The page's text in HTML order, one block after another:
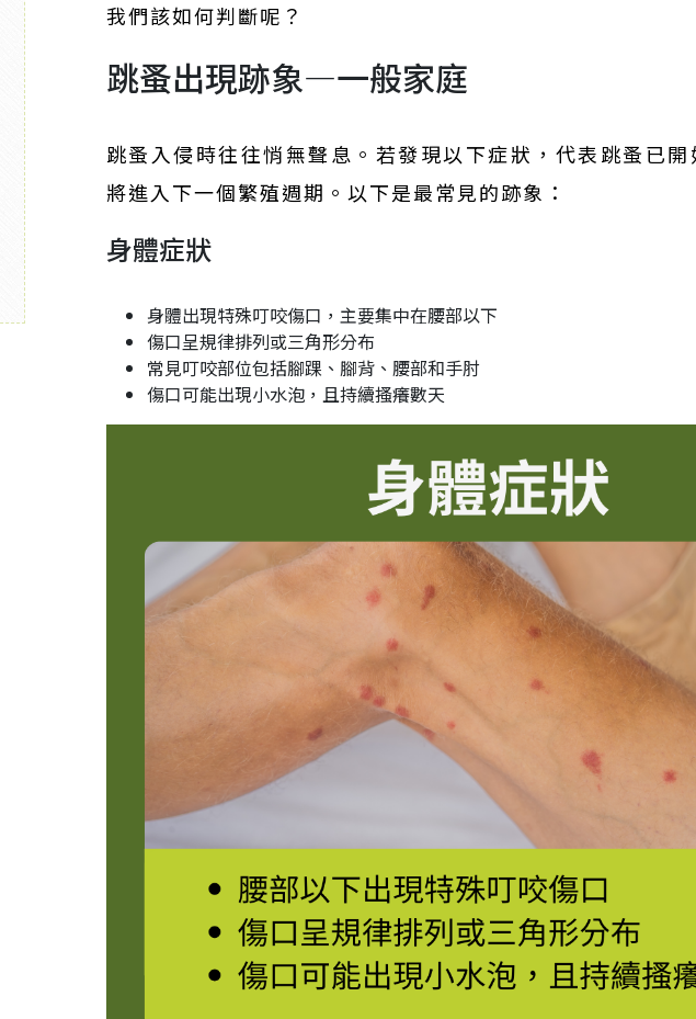
我們該如何判斷呢？
跳蚤出現跡象—一般家庭
跳蚤入侵時往往悄無聲息。若發現以下症狀，代表跳蚤已
將進入下一個繁殖週期。以下是最常見的跡象：
身體症狀
身體出現特殊叮咬傷口，主要集中在腰部以下
傷口呈規律排列或三角形分布
常見叮咬部位包括腳踝、腳背、腰部和手肘
傷口可能出現小水泡，且持續搔癢數天